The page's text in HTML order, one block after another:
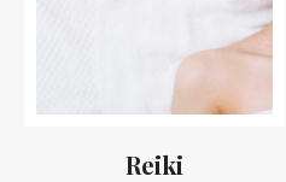
Reiki